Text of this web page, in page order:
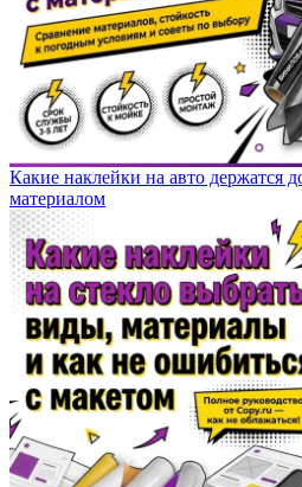
Какие наклейки на авто держатся
материалом